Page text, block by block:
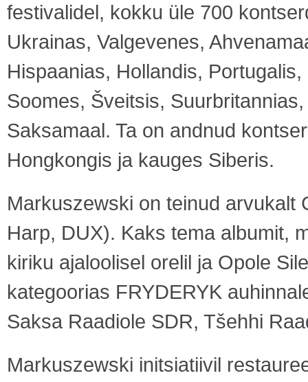
festivalidel, kokku üle 700
Ukrainas, Valgevenes,
Hispaanias, Hollandis,
Soomes, Šveitsis,
Saksamaal. Ta on andnud
Hongkongis ja kauges Siberis.
Markuszewski on teinud arvukalt
Harp, DUX). Kaks tema albumit,
kiriku ajaloolisel orelil ja Opole
kategoorias FRYDERYK
Saksa Raadiole SDR, Tšehhi
Markuszewski initsiatiivil